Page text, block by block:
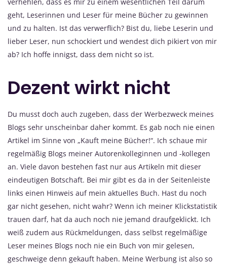
verhehlen, dass es mir zu einem wesentlichen Teil darum
geht, Leserinnen und Leser für meine Bücher zu gewinnen
und zu halten. Ist das verwerflich? Bist du, liebe Leserin und
lieber Leser, nun schockiert und wendest dich pikiert von mir
ab? Ich hoffe innigst, dass dem nicht so ist.
Dezent wirkt nicht
Du musst doch auch zugeben, dass der Werbezweck meines
Blogs sehr unscheinbar daher kommt. Es gab noch nie einen
Artikel im Sinne von „Kauft meine Bücher!“. Ich schaue mir
regelmäßig Blogs meiner Autorenkolleginnen und -kollegen
an. Viele davon bestehen fast nur aus Artikeln mit dieser
eindeutigen Botschaft. Bei mir gibt es da in der Seitenleiste
links einen Hinweis auf mein aktuelles Buch. Hast du noch
gar nicht gesehen, nicht wahr? Wenn ich meiner Klickstatistik
trauen darf, hat da auch noch nie jemand draufgeklickt. Ich
weiß zudem aus Rückmeldungen, dass selbst regelmäßige
Leser meines Blogs noch nie ein Buch von mir gelesen,
geschweige denn gekauft haben. Meine Werbung ist also so